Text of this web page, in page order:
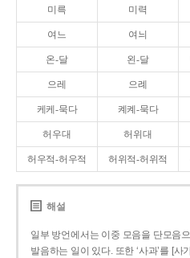
미륵 미력
여느 여늬
온-달 왼-달
으레 으례
케케-묵다 켸켸-묵다
허우대 허위대
허우적-허우적 허위적-허위적
해설
일부 방언에서는 이중 모음을 단모음
발음하는 일이 있다. 또한 ‘사과’를 [사